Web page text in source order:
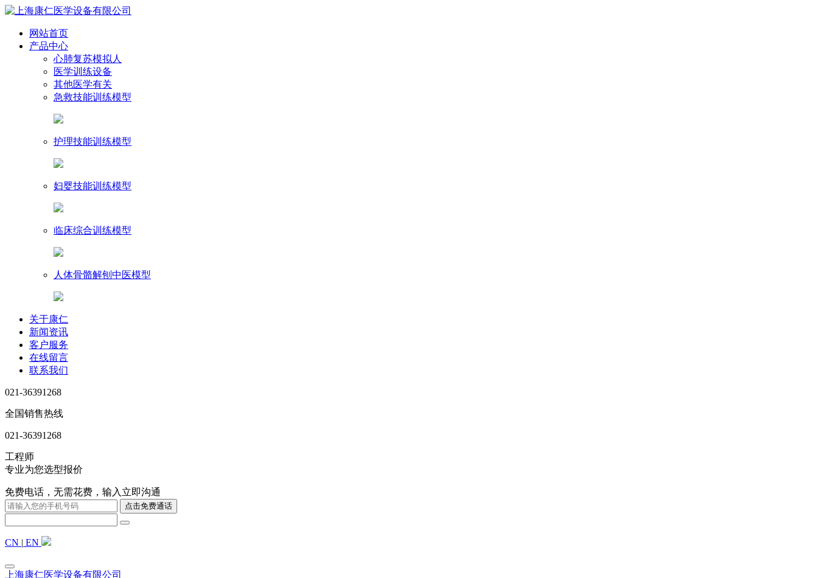
网站首页
产品中心
心肺复苏模拟人
医学训练设备
其他医学有关
急救技能训练模型
护理技能训练模型
妇婴技能训练模型
临床综合训练模型
人体骨骼解刨中医模型
关于康仁
新闻资讯
客户服务
在线留言
联系我们
021-36391268
全国销售热线
021-36391268
工程师
专业为您选型报价
免费电话，无需花费，输入立即沟通
CN | EN
上海康仁医学设备有限公司